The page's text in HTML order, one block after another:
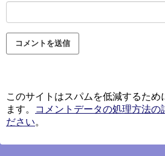
このサイトはスパムを低減するため
ます。
コメントデータの処理方法の
ださい。